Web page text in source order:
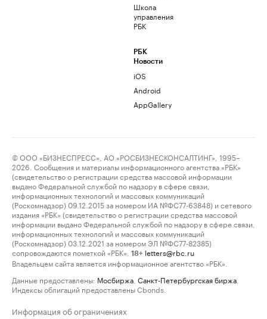
Школа
управления
РБК
РБК
Новости
iOS
Android
AppGallery
© ООО «БИЗНЕСПРЕСС», АО «РОСБИЗНЕСКОНСАЛТИНГ», 1995–
2026. Сообщения и материалы информационного агентства «РБК»
(свидетельство о регистрации средства массовой информации
выдано Федеральной службой по надзору в сфере связи,
информационных технологий и массовых коммуникаций
(Роскомнадзор) 09.12.2015 за номером ИА №ФС77-63848) и сетевого
издания «РБК» (свидетельство о регистрации средства массовой
информации выдано Федеральной службой по надзору в сфере связи,
информационных технологий и массовых коммуникаций
(Роскомнадзор) 03.12.2021 за номером ЭЛ №ФС77-82385)
сопровождаются пометкой «РБК».
18+ letters@rbc.ru
Владельцем сайта является информационное агентство «РБК».
Данные предоставлены: Мосбиржа Санкт-Петербургская биржа
Индексы облигаций предоставлены Cbonds.
Информация об ограничениях